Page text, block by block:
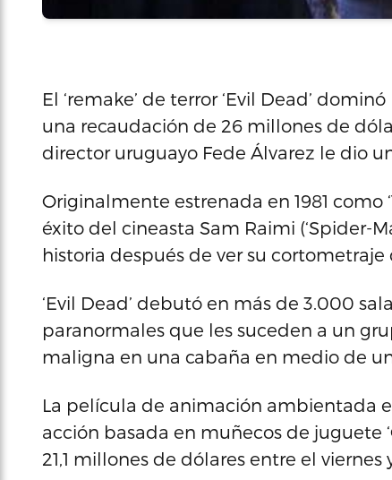
El ‘remake’ de terror ‘Evil Dead’
una recaudación de 26 millones de
director uruguayo Fede Álvarez le dio
Originalmente estrenada en 1981 como
éxito del cineasta Sam Raimi (‘Spider-
historia después de ver su cortometraje
‘Evil Dead’ debutó en más de 3.000
paranormales que les suceden a un
maligna en una cabaña en medio de
La película de animación ambientada
acción basada en muñecos de juguete
21,1 millones de dólares entre el viernes